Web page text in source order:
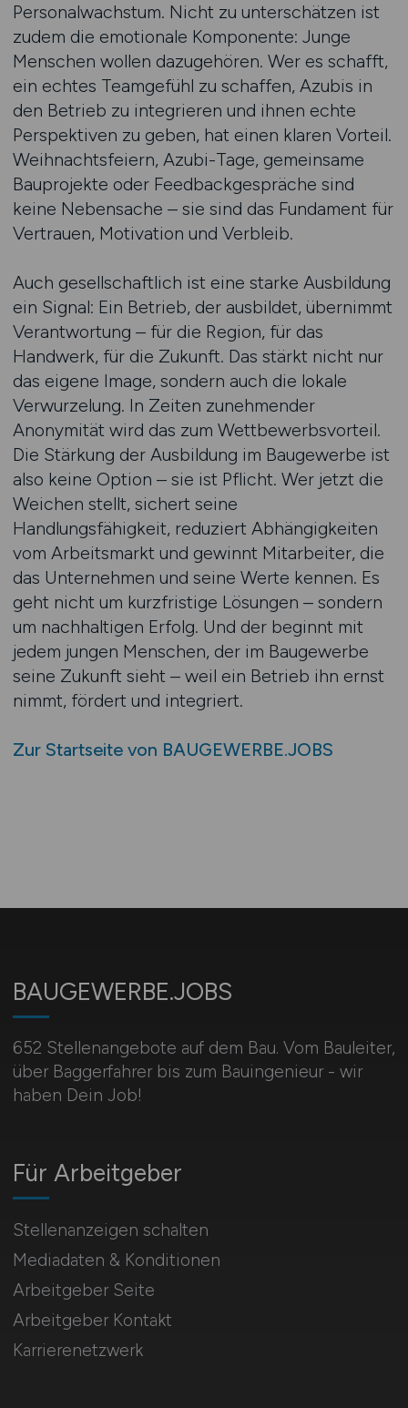
Personalwachstum. Nicht zu unterschätzen ist
zudem die emotionale Komponente: Junge
Menschen wollen dazugehören. Wer es schafft,
ein echtes Teamgefühl zu schaffen, Azubis in
den Betrieb zu integrieren und ihnen echte
Perspektiven zu geben, hat einen klaren Vorteil.
Weihnachtsfeiern, Azubi-Tage, gemeinsame
Bauprojekte oder Feedbackgespräche sind
keine Nebensache – sie sind das Fundament für
Vertrauen, Motivation und Verbleib.
Auch gesellschaftlich ist eine starke Ausbildung
ein Signal: Ein Betrieb, der ausbildet, übernimmt
Verantwortung – für die Region, für das
Handwerk, für die Zukunft. Das stärkt nicht nur
das eigene Image, sondern auch die lokale
Verwurzelung. In Zeiten zunehmender
Anonymität wird das zum Wettbewerbsvorteil.
Die Stärkung der Ausbildung im Baugewerbe ist
also keine Option – sie ist Pflicht. Wer jetzt die
Weichen stellt, sichert seine
Handlungsfähigkeit, reduziert Abhängigkeiten
vom Arbeitsmarkt und gewinnt Mitarbeiter, die
das Unternehmen und seine Werte kennen. Es
geht nicht um kurzfristige Lösungen – sondern
um nachhaltigen Erfolg. Und der beginnt mit
jedem jungen Menschen, der im Baugewerbe
seine Zukunft sieht – weil ein Betrieb ihn ernst
nimmt, fördert und integriert.
Zur Startseite von BAUGEWERBE.JOBS
BAUGEWERBE.JOBS
652 Stellenangebote auf dem Bau. Vom Bauleiter,
über Baggerfahrer bis zum Bauingenieur - wir
haben Dein Job!
Für Arbeitgeber
Stellenanzeigen schalten
Mediadaten & Konditionen
Arbeitgeber Seite
Arbeitgeber Kontakt
Karrierenetzwerk